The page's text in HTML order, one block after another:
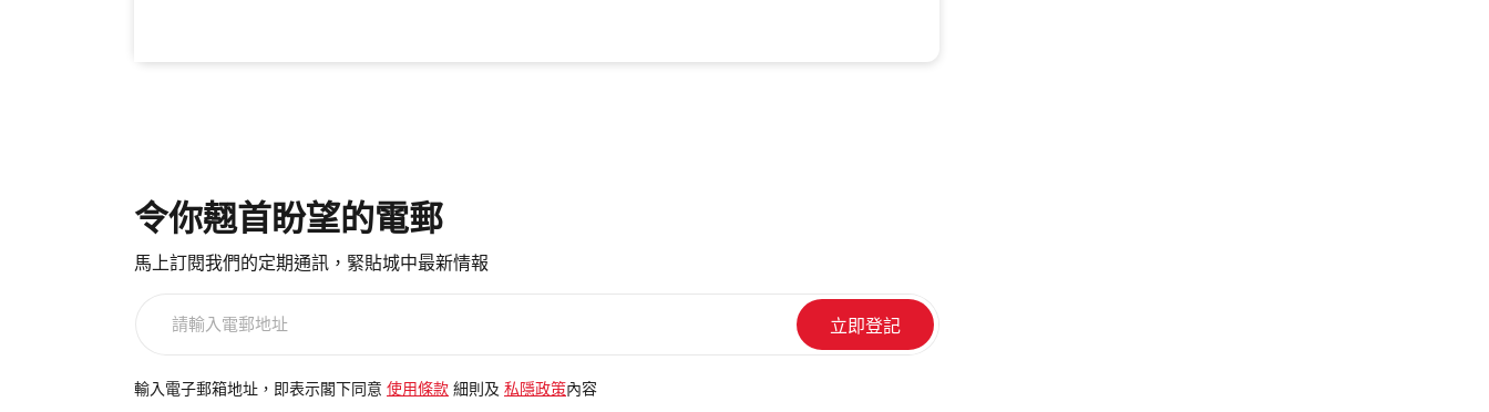
令你翹首盼望的電郵
馬上訂閱我們的定期通訊，緊貼城中最新情報
電
輸入電子郵箱地址，即表示閣下同意 使用條款 細則及 私隱政策 內容